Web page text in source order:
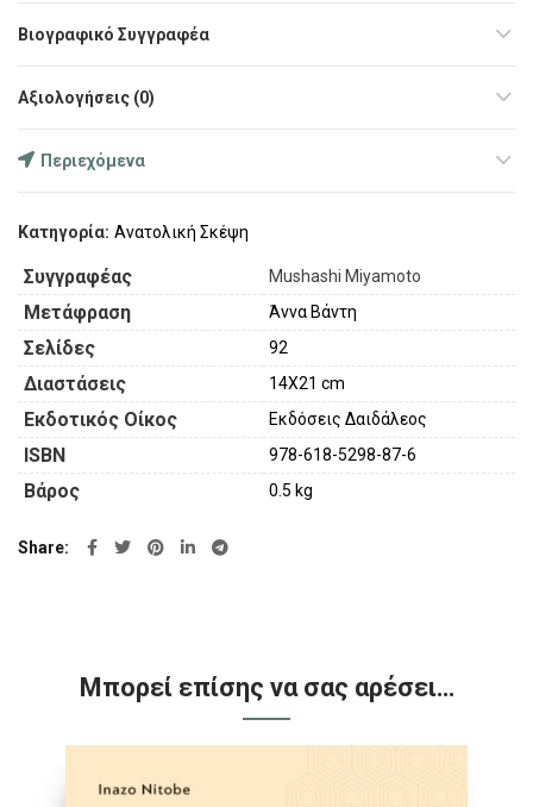
Βιογραφικό Συγγραφέα
Αξιολογήσεις (0)
Περιεχόμενα
Κατηγορία: Ανατολική Σκέψη
Συγγραφέας Mushashi Miyamoto
Μετάφραση Άννα Βάντη
Σελίδες 92
Διαστάσεις 14X21 cm
Εκδοτικός Οίκος Εκδόσεις Δαιδάλεος
ISBN 978-618-5298-87-6
Βάρος 0.5 kg
Share
Μπορεί επίσης να σας αρέσει…